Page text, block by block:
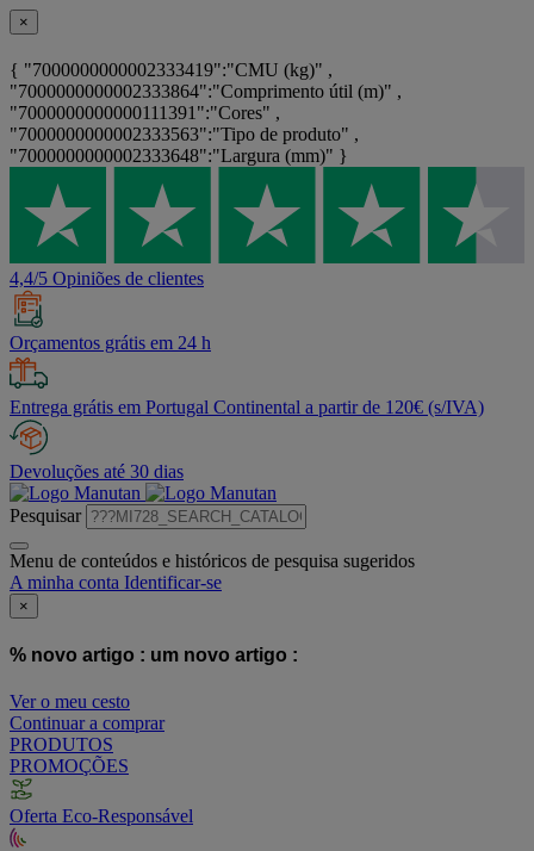
×
{ "7000000000002333419":"CMU (kg)" ,
"7000000000002333864":"Comprimento útil (m)" ,
"7000000000000111391":"Cores" ,
"7000000000002333563":"Tipo de produto" ,
"7000000000002333648":"Largura (mm)" }
4,4/5 Opiniões de clientes
Orçamentos grátis em 24 h
Entrega grátis em Portugal Continental a partir de 120€ (s/IVA)
Devoluções até 30 dias
Pesquisar
Menu de conteúdos e históricos de pesquisa sugeridos
A minha conta Identificar-se
×
% novo artigo : um novo artigo :
Ver o meu cesto
Continuar a comprar
PRODUTOS
PROMOÇÕES
Oferta Eco-Responsável